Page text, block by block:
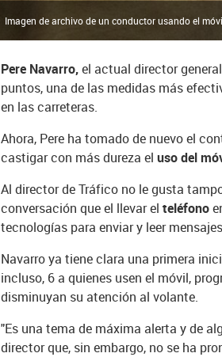
Imagen de archivo de un conductor usando el
Pere Navarro,el actual director
puntos, una de las medidas más
en las carreteras.
Ahora, Pere ha tomado de nuevo el
castigar con más dureza el uso del
Al director de Tráfico no le gusta
conversación que el llevar elteléfono
tecnologías para enviar y leer
Navarro ya tiene clara una primera
incluso, 6 a quienes usen el móvil,
disminuyan su atención al volante.
"Es una tema de máxima alerta y de
director que, sin embargo, no se ha